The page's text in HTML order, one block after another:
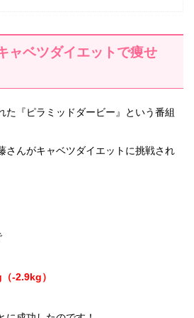
ャベツダイエットで痩せ
た『ピラミッドダービー』という番組
さんがキャベツダイエットに挑戦され
2.9kg）